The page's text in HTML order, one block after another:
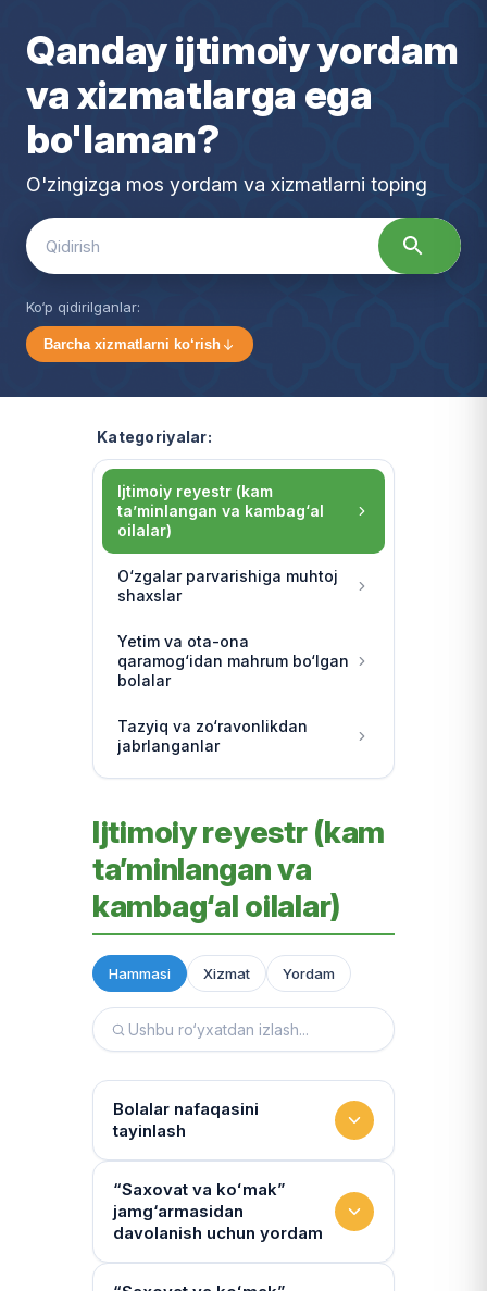
mtiy oz
Qanday ijtimoiy yordam
va xizmatlarga ega
bo'laman?
O'zingizga mos yordam va xizmatlarni toping
Search
for:
Ko‘p qidirilganlar:
Barcha xizmatlarni ko‘rish
Kategoriyalar:
Ijtimoiy reyestr (kam
ta’minlangan va kambag‘al
oilalar)
O‘zgalar parvarishiga muhtoj
shaxslar
Yetim va ota-ona
qaramog‘idan mahrum bo‘lgan
bolalar
Tazyiq va zo‘ravonlikdan
jabrlanganlar
Ijtimoiy reyestr (kam
ta’minlangan va
kambag‘al oilalar)
Hammasi Xizmat Yordam
Bolalar nafaqasini
tayinlash
To‘lov miqdori
Miqdor qonunchilik bilan belgilanadi.
“Kambag‘allik chegarasidagi oila”ga
75% yoki 50% to‘lanadi
“Saxovat va koʻmak”
jamg‘armasidan
davolanish uchun yordam